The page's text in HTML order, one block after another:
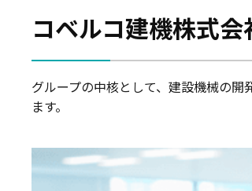
コベルコ建機株式会
グループの中核として、建設機械の
ます。